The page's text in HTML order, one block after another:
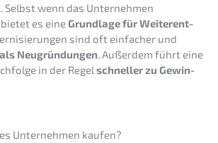
. Selbst wenn das Unter­neh­men
es eineGrund­la­ge für Weiter­ent­
sind oft einfa­cher und
Neugrün­dun­gen. Außer­dem führt eine
in der Regel schnel­ler zu Gewin­
Unter­neh­men kaufen?